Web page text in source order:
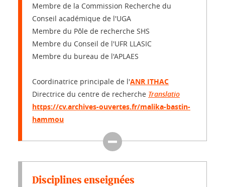
Membre de la Commission Recherche du
Conseil académique de l'UGA
Membre du Pôle de recherche SHS
Membre du Conseil de l'UFR LLASIC
Membre du bureau de l'APLAES
Coordinatrice principale de l'ANR ITHAC
Directrice du centre de recherche Translatio
https://cv.archives-ouvertes.fr/malika-bastin-
hammou
Disciplines enseignées